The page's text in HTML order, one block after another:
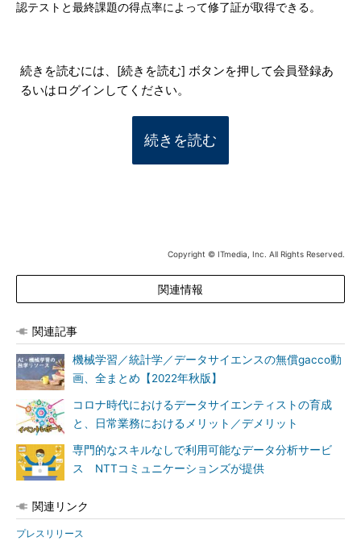
認テストと最終課題の得点率によって修了証が取得できる。
続きを読むには、[続きを読む] ボタンを押して会員登録あ
るいはログインしてください。
続きを読む
Copyright © ITmedia, Inc. All Rights Reserved.
関連情報
関連記事
機械学習／統計学／データサイエンスの無償gacco動
画、全まとめ【2022年秋版】
コロナ時代におけるデータサイエンティストの育成
と、日常業務におけるメリット／デメリット
専門的なスキルなしで利用可能なデータ分析サービ
ス NTTコミュニケーションズが提供
関連リンク
プレスリリース